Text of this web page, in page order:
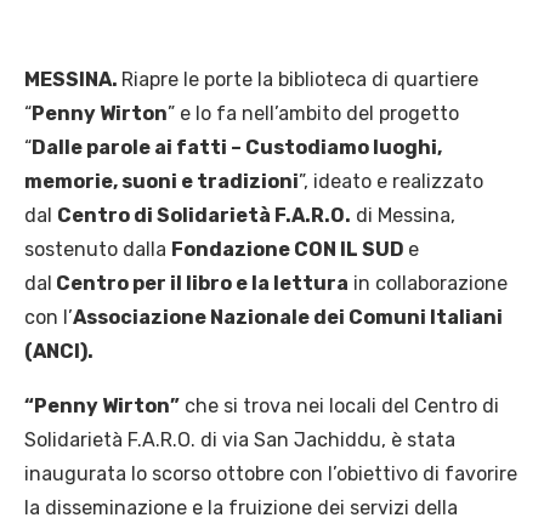
MESSINA. Riapre le porte la biblioteca di quartiere
“Penny Wirton” e lo fa nell’ambito del progetto
“Dalle parole ai fatti – Custodiamo luoghi,
memorie, suoni e tradizioni”, ideato e realizzato
dal Centro di Solidarietà F.A.R.O. di Messina,
sostenuto dalla Fondazione CON IL SUD e
dal Centro per il libro e la lettura in collaborazione
con l’Associazione Nazionale dei Comuni Italiani
(ANCI).
“Penny Wirton” che si trova nei locali del Centro di
Solidarietà F.A.R.O. di via San Jachiddu, è stata
inaugurata lo scorso ottobre con l’obiettivo di favorire
la disseminazione e la fruizione dei servizi della